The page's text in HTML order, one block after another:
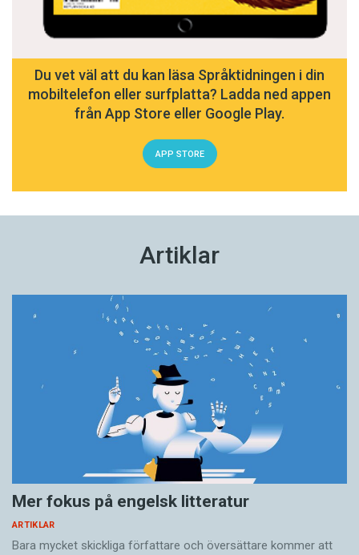
Du vet väl att du kan läsa Språktidningen i din
mobiltelefon eller surfplatta? Ladda ned appen
från App Store eller Google Play.
APP STORE
Artiklar
Mer fokus på engelsk litteratur
ARTIKLAR
Bara mycket skickliga författare och översättare ­kommer att